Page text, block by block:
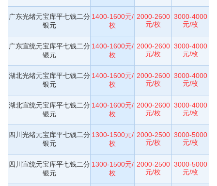
广东光绪元宝库平七钱二分
银元
1400-1600元/
枚
2000-2600
元/枚
3000-4000
元/枚
广东宣统元宝库平七钱二分
银元
1400-1600元/
枚
2000-2600
元/枚
3000-4000
元/枚
湖北光绪元宝库平七钱二分
银元
1400-1600元/
枚
2000-2600
元/枚
3000-4000
元/枚
湖北宣统元宝库平七钱二分
银元
1400-1600元/
枚
2000-2600
元/枚
3000-4000
元/枚
四川光绪元宝库平七钱二分
银元
1300-1500元/
枚
2000-2500
元/枚
3000-5000
元/枚
四川宣统元宝库平七钱二分
银元
1300-1500元/
枚
2000-2500
元/枚
3000-5000
元/枚